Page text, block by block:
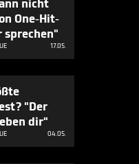
nicht
One-Hit-
sprechen"
17.05.
"Der
dir"
04.05.